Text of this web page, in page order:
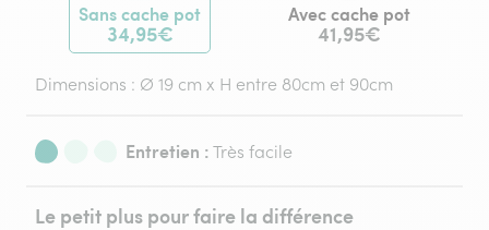
Sans cache pot
34,95€
Avec cache pot
41,95€
Dimensions : Ø 19 cm x H entre 80cm et 90cm
Entretien : Très facile
Le petit plus pour faire la différence